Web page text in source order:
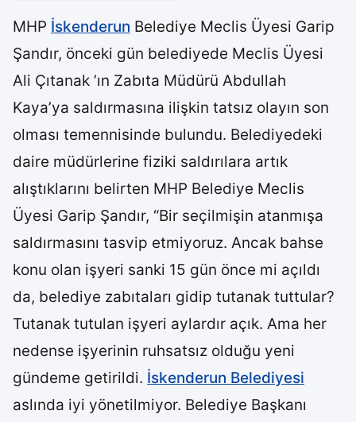
MHP İskenderun Belediye Meclis Üyesi Garip
Şandır, önceki gün belediyede Meclis Üyesi
Ali Çıtanak ’ın Zabıta Müdürü Abdullah
Kaya’ya saldırmasına ilişkin tatsız olayın son
olması temennisinde bulundu. Belediyedeki
daire müdürlerine fiziki saldırılara artık
alıştıklarını belirten MHP Belediye Meclis
Üyesi Garip Şandır, “Bir seçilmişin atanmışa
saldırmasını tasvip etmiyoruz. Ancak bahse
konu olan işyeri sanki 15 gün önce mi açıldı
da, belediye zabıtaları gidip tutanak tuttular?
Tutanak tutulan işyeri aylardır açık. Ama her
nedense işyerinin ruhsatsız olduğu yeni
gündeme getirildi. İskenderun Belediyesi
aslında iyi yönetilmiyor. Belediye Başkanı